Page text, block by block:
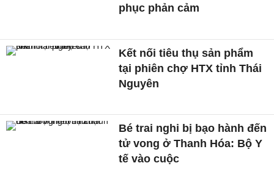
phục phản cảm
Kết nối tiêu thụ sản phẩm
tại phiên chợ HTX tỉnh Thái
Nguyên
Bé trai nghi bị bạo hành đến
tử vong ở Thanh Hóa: Bộ Y
tế vào cuộc